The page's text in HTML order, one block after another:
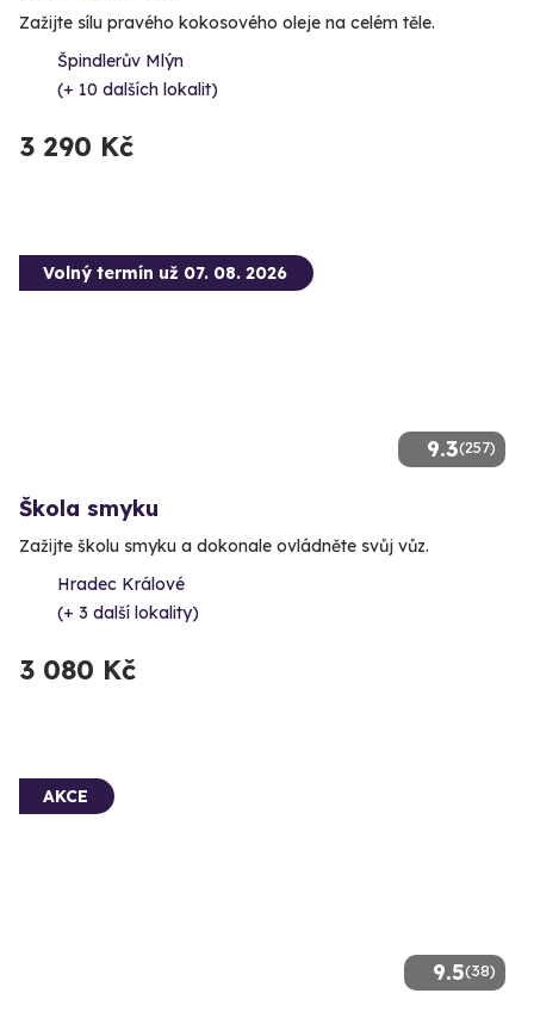
Zažijte sílu pravého kokosového oleje na celém těle.
Špindlerův Mlýn
(+ 10 dalších lokalit)
3 290 Kč
9.3(257)
Volný termín už 07. 08. 2026
Škola smyku
Zažijte školu smyku a dokonale ovládněte svůj vůz.
Hradec Králové
(+ 3 další lokality)
3 080 Kč
9.5(38)
AKCE